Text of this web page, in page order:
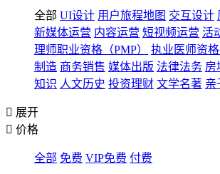
全部 UI设计 用户旅程地图 交互设计
新媒体运营 内容运营 短视频运营 活
理师职业资格（PMP）
执业医师资
制造 商务销售 媒体出版 法律法务 房
知识 人文历史 投资理财 文学名著 亲
 展开
 价格
全部 免费 VIP免费 付费